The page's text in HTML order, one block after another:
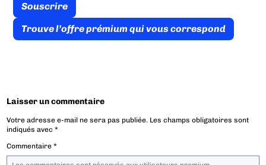
Souscrire
Trouve l’offre prémium qui vous correspond
Laisser un commentaire
Votre adresse e-mail ne sera pas publiée. Les champs obligatoires sont
indiqués avec*
Commentaire*